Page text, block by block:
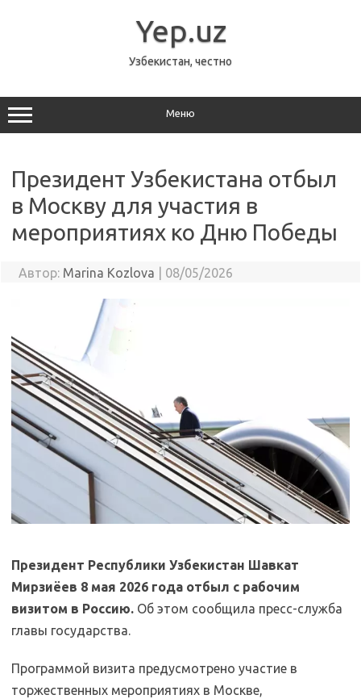
Yep.uz
Узбекистан, честно
Меню
Президент Узбекистана отбыл
в Москву для участия в
мероприятиях ко Дню Победы
Автор: Marina Kozlova 08/05/2026
Президент Республики Узбекистан Шавкат
Мирзиёев 8 мая 2026 года отбыл с рабочим
визитом в Россию. Об этом сообщила пресс-служба
главы государства.
Программой визита предусмотрено участие в
торжественных мероприятиях в Москве,